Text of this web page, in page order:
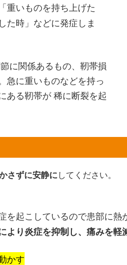
重いものを持ち上げた
た時」などに発症しま
に関係あるもの、靭帯損
急に重いものなどを持っ
ある靭帯が 稀に断裂を起
さずに安静にしてください。
起こしているので患部に熱
より炎症を抑制し、痛みを軽
かす